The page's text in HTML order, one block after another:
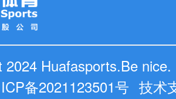
2024 Huafasports.Be
ICP备2021123501号 技术